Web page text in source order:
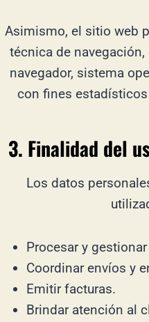
Asimismo, el sitio web
técnica de
navegador, sistema
con fines
3. Finalidad del
Los datos
Procesar y
Coordinar envíos y
Emitir facturas.
Brindar atención al